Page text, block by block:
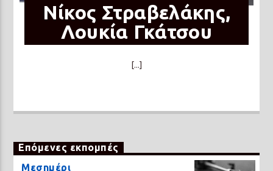
Νίκος Στραβελάκης,
Λουκία Γκάτσου
[...]
Επόμενες εκπομπές
Μεσημέρι